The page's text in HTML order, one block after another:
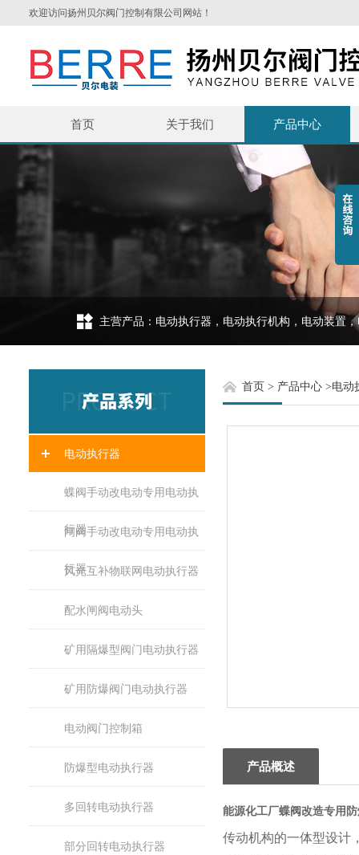
欢迎访问扬州贝尔阀门控制有限公司网站！
首页 关于我们 产品中心
主营产品：电动执行器，电动执行机构，电动装置
电动执行器
蝶阀手动改电动专用电动执
行器
闸阀手动改电动专用电动执
行器
风光互补物联网电动执行器
配水闸阀电动头
矿用隔爆型阀门电动执行器
矿用防爆阀门电动执行器
电动阀门控制箱
防爆型电动执行器
多回转电动执行器
部分回转电动执行器
首页 > 产品中心>电动
产品概述
能源化工厂蝶阀改造专用
传动机构的一体型设计